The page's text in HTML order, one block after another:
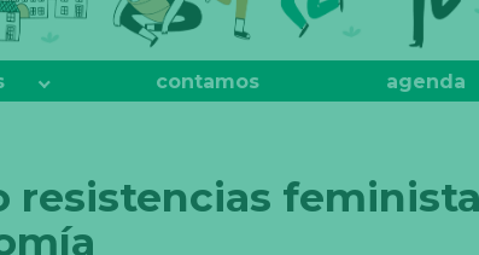
contamos agenda
resistencias